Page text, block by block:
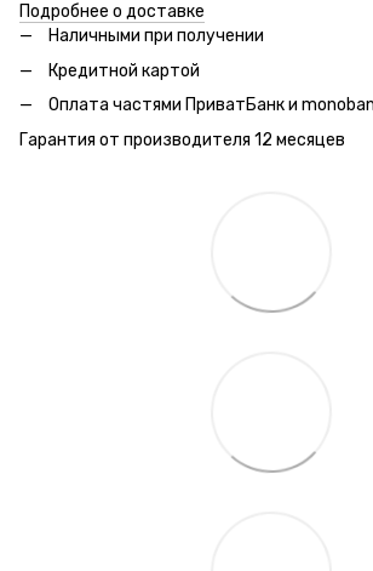
Подробнее о доставке
Наличными при получении
Кредитной картой
Оплата частями ПриватБанк и
Гарантия от производителя 12 месяцев